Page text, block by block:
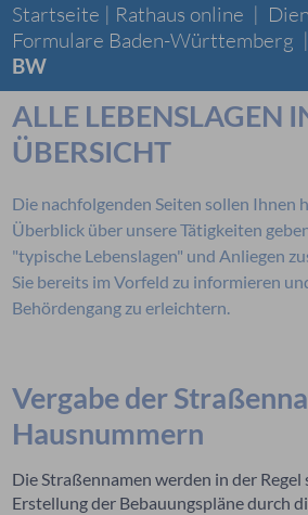
Startseite | Rathaus online |
Formulare Baden-Württemberg |
BW
ALLE LEBENSLAGEN
ÜBERSICHT
Die nachfolgenden Seiten sollen Ihnen
Überblick über unsere Tätigkeiten
"typische Lebenslagen" und Anliegen
Sie bereits im Vorfeld zu informieren
Behördengang zu erleichtern.
Vergabe der
Hausnummern
Die Straßennamen werden in der Regel
Erstellung der Bebauungspläne durch